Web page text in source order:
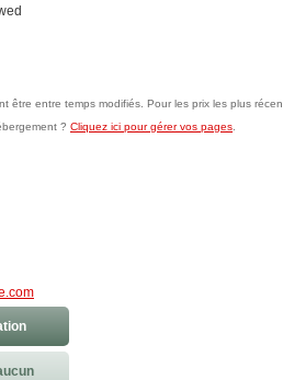
être entre temps modifiés. Pour les prix les plus
? Cliquez ici pour gérer vos pages